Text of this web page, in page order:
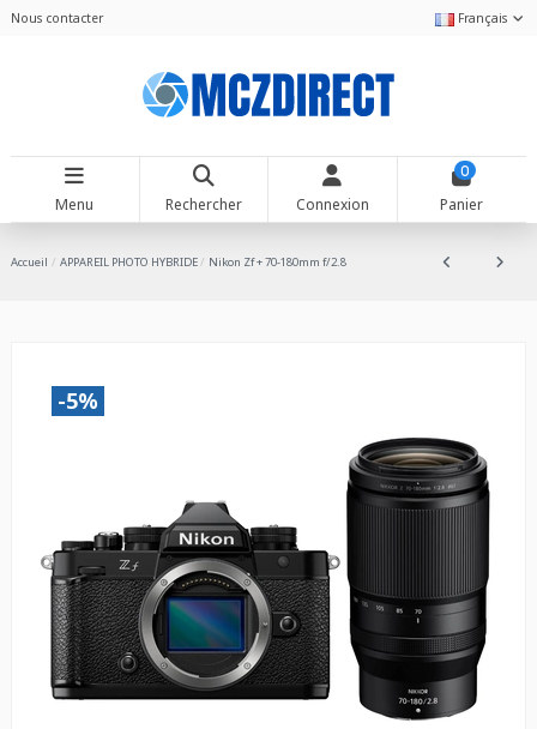
Nous contacter Français
Menu Rechercher Connexion
0
Panier
Accueil APPAREIL PHOTO HYBRIDE Nikon Zf + 70-180mm f/2.8
-5%